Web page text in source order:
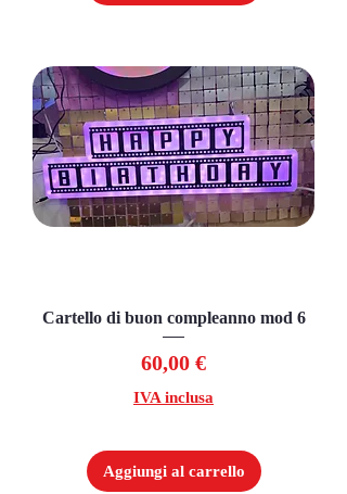
Cartello di buon compleanno mod 6
Prezzo
60,00 €
IVA inclusa
Aggiungi al carrello